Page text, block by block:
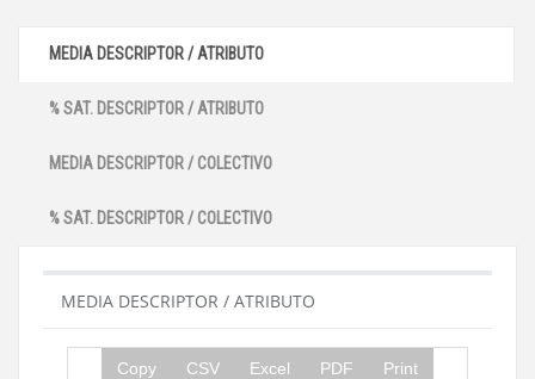
MEDIA DESCRIPTOR / ATRIBUTO
% SAT. DESCRIPTOR / ATRIBUTO
MEDIA DESCRIPTOR / COLECTIVO
% SAT. DESCRIPTOR / COLECTIVO
MEDIA DESCRIPTOR / ATRIBUTO
Copy CSV Excel PDF Print